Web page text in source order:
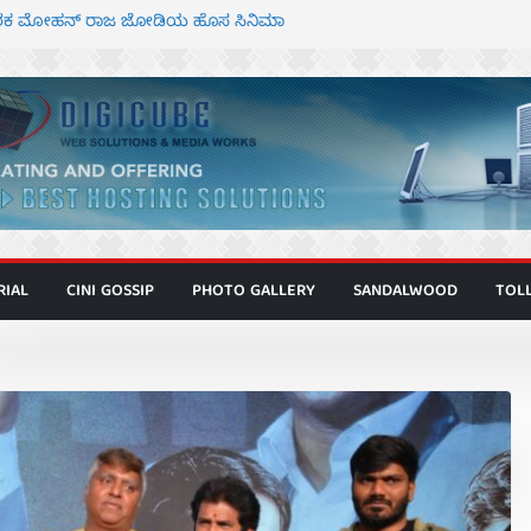
ಮಿತ್ರ ಅಭಿನಯದ “ಮಹಾನ್” ಫಸ್ಟ್ ಲುಕ್
– ಮೇಘನಾರಾಜ್ ಅಭಿನಯದ “ಅಮರ್ಥ” ಚಿತ್ರ
ಅಜೇಯಂ” ಹಾಡಿದ ದೃಶ್ಯ ವೈಭವ
ಅಭಿನಯದ ‘ಬಾಸ್’ ಚಿತ್ರ ತೆರೆಗೆ
CINI GOSSIP PHOTO GALLERY SANDALWOOD